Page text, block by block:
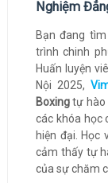
Nghiệm
Bạn đang
trình chinh
Huấn luyện
Nội 2025,
Boxingtự hào
các khóa học
hiện đại. Học
cảm thấy tự
của sự chăm